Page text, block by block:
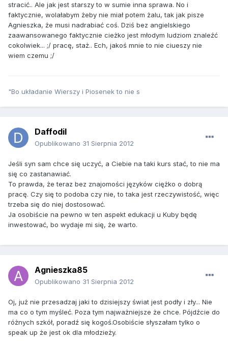
stracić.. Ale jak jest starszy to w sumie inna sprawa. No i
faktycznie, wolałabym żeby nie miał potem żalu, tak jak pisze
Agnieszka, że musi nadrabiać coś. Dziś bez angielskiego
zaawansowanego faktycznie cieżko jest młodym ludziom znaleźć
cokolwiek... ;/ pracę, staż.. Ech, jakoś mnie to nie ciueszy nie
wiem czemu ;/
"Bo układanie Wierszy i Piosenek to nie s
Daffodil
Opublikowano 31 Sierpnia 2012
Jeśli syn sam chce się uczyć, a Ciebie na taki kurs stać, to nie ma
się co zastanawiać.
To prawda, że teraz bez znajomości języków ciężko o dobrą
pracę. Czy się to podoba czy nie, to taka jest rzeczywistość, więc
trzeba się do niej dostosować.
Ja osobiście na pewno w ten aspekt edukacji u Kuby będę
inwestować, bo wydaje mi się, że warto.
Agnieszka85
Opublikowano 31 Sierpnia 2012
Oj, już nie przesadzaj jaki to dzisiejszy świat jest podły i zły... Nie
ma co o tym myśleć. Poza tym najważniejsze że chce. Pójdźcie do
różnych szkół, poradź się kogoś.Osobiście słyszałam tylko o
speak up że jest ok dla młodzieży.